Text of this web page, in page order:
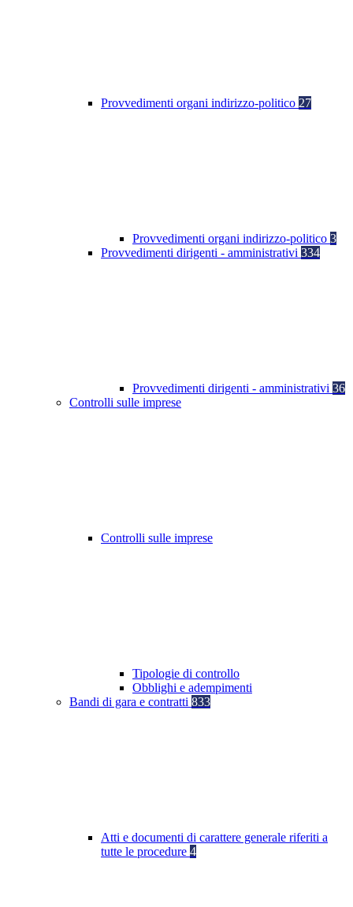
Provvedimenti organi indirizzo-politico 27
Provvedimenti organi indirizzo-politico 3
Provvedimenti dirigenti - amministrativi 334
Provvedimenti dirigenti - amministrativi 36
Controlli sulle imprese
Controlli sulle imprese
Tipologie di controllo
Obblighi e adempimenti
Bandi di gara e contratti 833
Atti e documenti di carattere generale riferiti a
tutte le procedure 4